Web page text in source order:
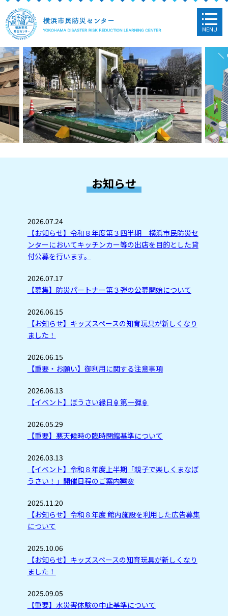
MENU
お知らせ
2026.07.24
【お知らせ】令和８年度第３四半期 横浜市民防災セ
ンターにおいてキッチンカー等の出店を目的とした貸
付公募を行います。
2026.07.17
【募集】防災パートナー第３弾の公募開始について
2026.06.15
【お知らせ】キッズスペースの知育玩具が新しくなり
ました！
2026.06.15
【重要・お願い】御利用に関する注意事項
2026.06.13
【イベント】ぼうさい縁日🏮第一弾🏮
2026.05.29
【重要】悪天候時の臨時閉館基準について
2026.03.13
【イベント】令和８年度上半期「親子で楽しくまなぼ
うさい！」開催日程のご案内🚒🌸
2025.11.20
【お知らせ】令和８年度 館内施設を利用した広告募集
について
2025.10.06
【お知らせ】キッズスペースの知育玩具が新しくなり
ました！
2025.09.05
【重要】水災害体験の中止基準について